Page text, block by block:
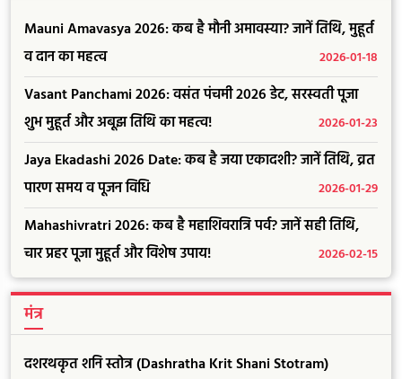
Mauni Amavasya 2026: कब है मौनी अमावस्या? जानें तिथि, मुहूर्त
व दान का महत्व
2026-01-18
Vasant Panchami 2026: वसंत पंचमी 2026 डेट, सरस्वती पूजा
शुभ मुहूर्त और अबूझ तिथि का महत्व!
2026-01-23
Jaya Ekadashi 2026 Date: कब है जया एकादशी? जानें तिथि, व्रत
पारण समय व पूजन विधि
2026-01-29
Mahashivratri 2026: कब है महाशिवरात्रि पर्व? जानें सही तिथि,
चार प्रहर पूजा मुहूर्त और विशेष उपाय!
2026-02-15
मंत्र
दशरथकृत शनि स्तोत्र (Dashratha Krit Shani Stotram)